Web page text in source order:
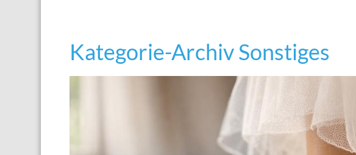
Kategorie-Archiv Sonstiges